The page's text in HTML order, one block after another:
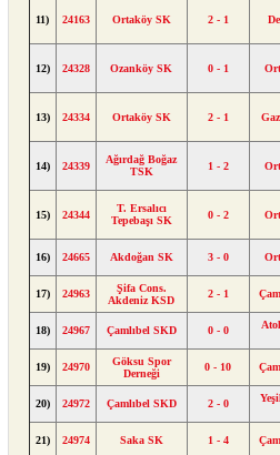
11) 24163 Ortaköy SK 2 - 1
12) 24328 Ozanköy SK 0 - 1
13) 24334 Ortaköy SK 2 - 1
14) 24339
Ağırdağ Boğaz
TSK
1 - 2
15) 24344
T. Ersalıcı
Tepebaşı SK
0 - 2
16) 24665 Akdoğan SK 3 - 0
17) 24963
Şifa Cons.
Akdeniz KSD
2 - 1
18) 24967 Çamlıbel SKD 0 - 0
19) 24970
Göksu Spor
Derneği
0 - 10
20) 24972 Çamlıbel SKD 2 - 0
21) 24974 Saka SK 1 - 4